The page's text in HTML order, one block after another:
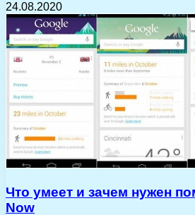
24.08.2020
Что умеет и зачем нужен
Now